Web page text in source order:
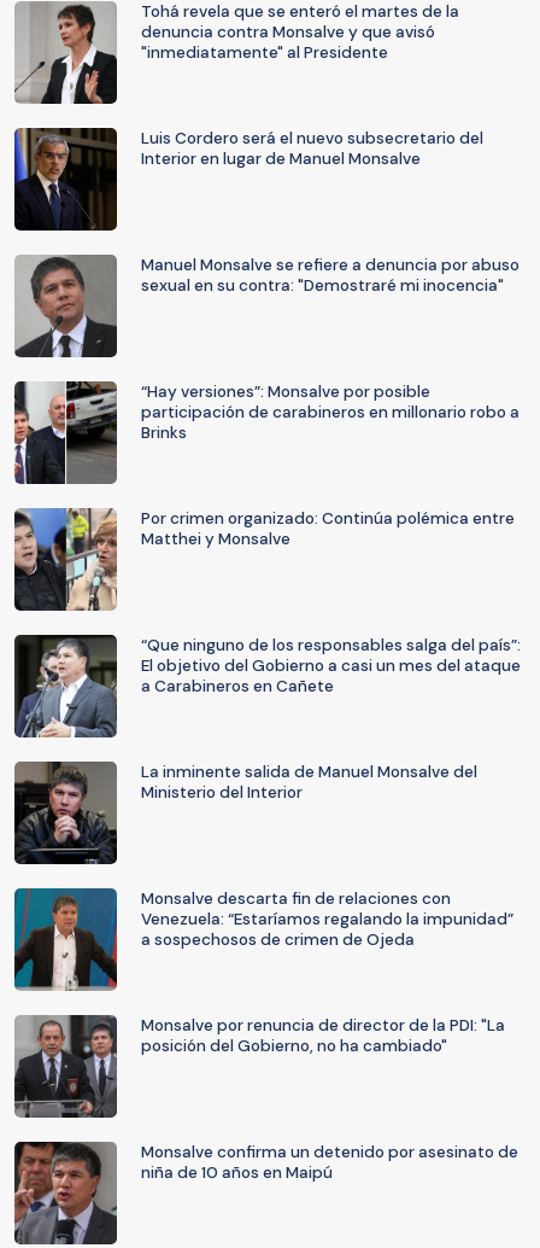
Tohá revela que se enteró el martes de la
denuncia contra Monsalve y que avisó
"inmediatamente" al Presidente
Luis Cordero será el nuevo subsecretario del
Interior en lugar de Manuel Monsalve
Manuel Monsalve se refiere a denuncia por abuso
sexual en su contra: "Demostraré mi inocencia"
“Hay versiones”: Monsalve por posible
participación de carabineros en millonario robo a
Brinks
Por crimen organizado: Continúa polémica entre
Matthei y Monsalve
“Que ninguno de los responsables salga del país”:
El objetivo del Gobierno a casi un mes del ataque
a Carabineros en Cañete
La inminente salida de Manuel Monsalve del
Ministerio del Interior
Monsalve descarta fin de relaciones con
Venezuela: “Estaríamos regalando la impunidad”
a sospechosos de crimen de Ojeda
Monsalve por renuncia de director de la PDI: "La
posición del Gobierno, no ha cambiado"
Monsalve confirma un detenido por asesinato de
niña de 10 años en Maipú